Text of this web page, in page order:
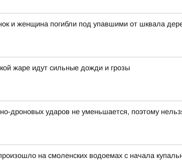
и женщина погибли под упавшими от шквала
жаре идут сильные дожди и грозы
дроновых ударов не уменьшается, поэтому
на смоленских водоемах с начала